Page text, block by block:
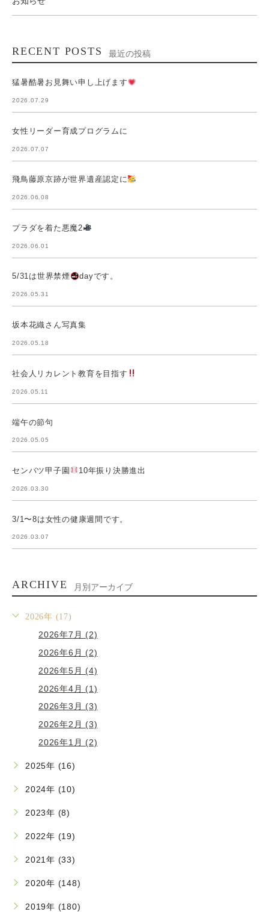
RECENT POSTS 最近の投稿
猛暑酷暑お見舞い申し上げます
2026.07.29
女性リーダー育成プログラムに
2026.07.07
飛鳥藤原京跡が世界遺産認定に
2026.06.08
プラダを着た悪魔2
2026.06.01
5/31は世界禁煙 dayです。
2026.05.31
坂本花織さん写真集
2026.05.18
社会人リカレント教育を目指す
2026.05.11
端午の節句
2026.05.05
センバツ甲子園 10年振り決勝進出
2026.03.30
3/1〜8は女性の健康週間です。
2026.03.07
ARCHIVE 月別アーカイブ
2026年 (17)
2026年7月 (2)
2026年6月 (2)
2026年5月 (4)
2026年4月 (1)
2026年3月 (3)
2026年2月 (3)
2026年1月 (2)
2025年 (16)
2024年 (10)
2023年 (8)
2022年 (19)
2021年 (33)
2020年 (148)
2019年 (180)